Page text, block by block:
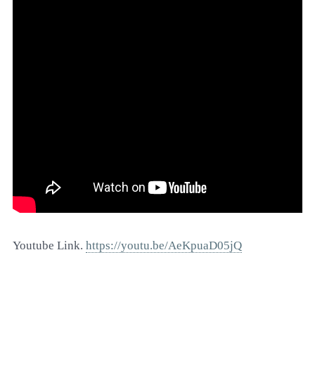
Youtube Link. https://youtu.be/AeKpuaD05jQ